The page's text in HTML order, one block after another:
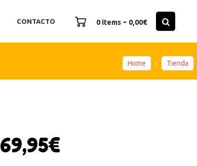
CONTACTO 0 items - 0,00€
Home Tienda
69,95€